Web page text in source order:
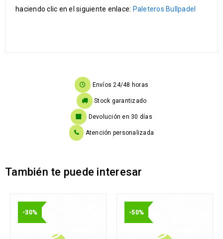
haciendo clic en el siguiente enlace: Paleteros Bullpadel
Envíos 24/48 horas
Stock garantizado
Devolución en 30 días
Atención personalizada
También te puede interesar
-30% -50%